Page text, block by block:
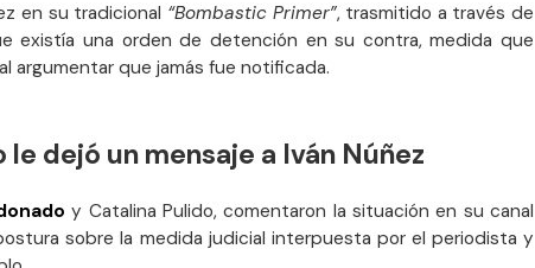
en su tradicional “Bombastic Primer”, trasmitido a través de
existía una orden de detención en su contra, medida que
argumentar que jamás fue notificada.
dejó un mensaje a Iván Núñez
y Catalina Pulido, comentaron la situación en su canal
sobre la medida judicial interpuesta por el periodista y